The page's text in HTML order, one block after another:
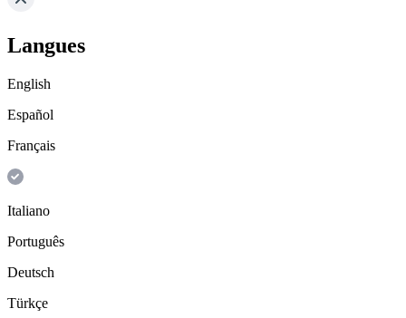
Langues
English
Español
Français
Italiano
Português
Deutsch
Türkçe